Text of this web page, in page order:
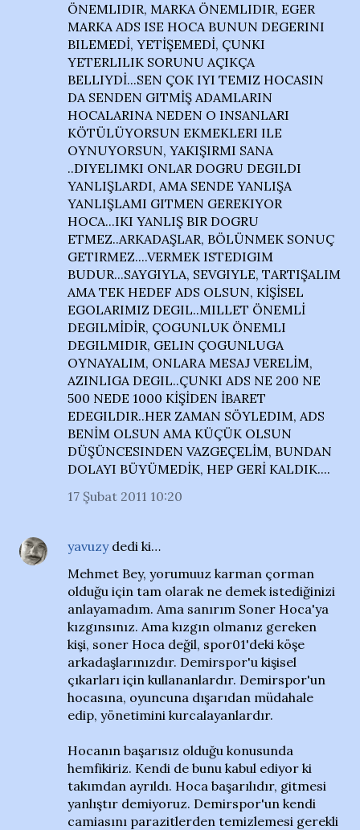
ÖNEMLIDIR, MARKA ÖNEMLIDIR, EGER
MARKA ADS ISE HOCA BUNUN DEGERINI
BILEMEDİ, YETİŞEMEDİ, ÇUNKI
YETERLILIK SORUNU AÇIKÇA
BELLIYDİ...SEN ÇOK IYI TEMIZ HOCASIN
DA SENDEN GITMİŞ ADAMLARIN
HOCALARINA NEDEN O INSANLARI
KÖTÜLÜYORSUN EKMEKLERI ILE
OYNUYORSUN, YAKIŞIRMI SANA
..DIYELIMKI ONLAR DOGRU DEGILDI
YANLIŞLARDI, AMA SENDE YANLIŞA
YANLIŞLAMI GITMEN GEREKIYOR
HOCA...IKI YANLIŞ BIR DOGRU
ETMEZ..ARKADAŞLAR, BÖLÜNMEK SONUÇ
GETIRMEZ....VERMEK ISTEDIGIM
BUDUR...SAYGIYLA, SEVGIYLE, TARTIŞALIM
AMA TEK HEDEF ADS OLSUN, KİŞİSEL
EGOLARIMIZ DEGIL..MILLET ÖNEMLİ
DEGILMİDİR, ÇOGUNLUK ÖNEMLI
DEGILMIDIR, GELIN ÇOGUNLUGA
OYNAYALIM, ONLARA MESAJ VERELİM,
AZINLIGA DEGIL..ÇUNKI ADS NE 200 NE
500 NEDE 1000 KİŞİDEN İBARET
EDEGILDIR..HER ZAMAN SÖYLEDIM, ADS
BENİM OLSUN AMA KÜÇÜK OLSUN
DÜŞÜNCESINDEN VAZGEÇELİM, BUNDAN
DOLAYI BÜYÜMEDİK, HEP GERİ KALDIK....
17 Şubat 2011 10:20
yavuzydedi ki…
Mehmet Bey, yorumuuz karman çorman
olduğu için tam olarak ne demek istediğinizi
anlayamadım. Ama sanırım Soner Hoca'ya
kızgınsınız. Ama kızgın olmanız gereken
kişi, soner Hoca değil, spor01'deki köşe
arkadaşlarınızdır. Demirspor'u kişisel
çıkarları için kullananlardır. Demirspor'un
hocasına, oyuncuna dışarıdan müdahale
edip, yönetimini kurcalayanlardır.
Hocanın başarısız olduğu konusunda
hemfikiriz. Kendi de bunu kabul ediyor ki
takımdan ayrıldı. Hoca başarılıdır, gitmesi
yanlıştır demiyoruz. Demirspor'un kendi
camiasını parazitlerden temizlemesi gerekli